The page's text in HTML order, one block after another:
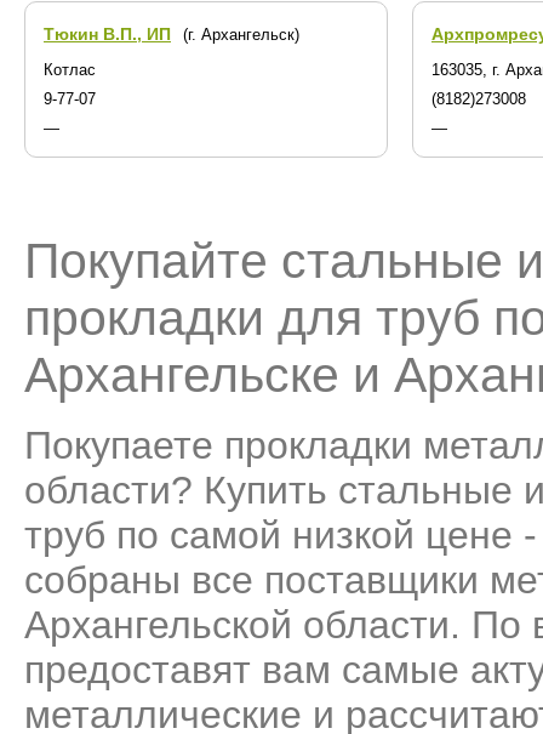
Тюкин В.П., ИП
(г. Архангельск)
Котлас
9-77-07
—
163035, г.
(8182)273008
—
Покупайте стальные
прокладки для труб
Архангельске и
Покупаете прокладки
области? Купить стальные
труб по самой низкой цене
собраны все поставщики
Архангельской области.
предоставят вам самые
металлические и